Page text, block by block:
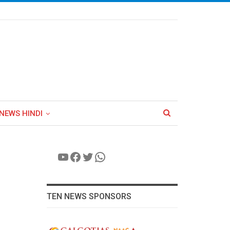
HINDI
YouTube
Facebook
Twitter
WhatsApp
TEN NEWS SPONSORS